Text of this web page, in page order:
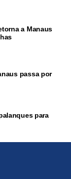
a Manaus
passa por
para